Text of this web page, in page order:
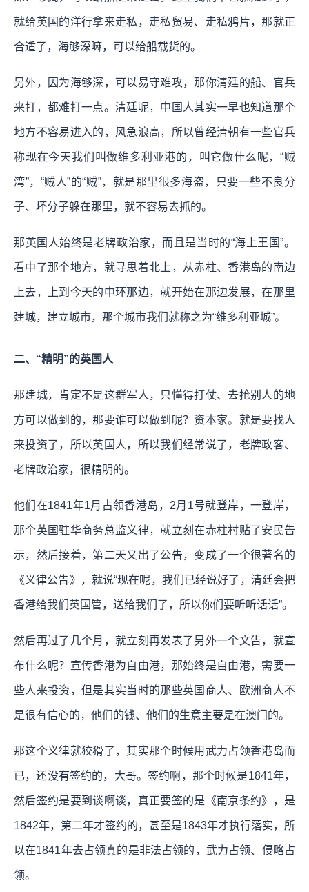
就给英国的洋行拿来走私，走私贸易、走私鸦片，那就正
合适了，海够深嘛，可以给船载货的。
另外，因为海够深，可以易守难攻，那你清廷的船、官兵
来打，都难打一点。清廷呢，中国人其实一早也知道那个
地方不容易进入的，风急浪高，所以曾经清朝有一些官兵
称现在今天我们叫做维多利亚港的，叫它做什么呢，“贼
湾”，“贼人”的“贼”，就是那里很多海盗，只要一些不良分
子、坏分子躲在那里，就不容易去抓的。
那英国人始终是老牌政治家，而且是当时的“海上王国”。
看中了那个地方，就寻思着北上，从赤柱、香港岛的南边
上去，上到今天的中环那边，就开始在那边发展，在那里
建城，建立城市，那个城市我们就称之为“维多利亚城”。
二、“精明”的英国人
那建城，肯定不是这群军人，只懂得打仗、去抢别人的地
方可以做到的，那要谁可以做到呢？资本家。就是要找人
来投资了，所以英国人，所以我们经常说了，老牌政客、
老牌政治家，很精明的。
他们在1841年1月占领香港岛，2月1号就登岸，一登岸，
那个英国驻华商务总监义律，就立刻在赤柱村贴了安民告
示，然后接着，第二天又出了公告，变成了一个很著名的
《义律公告》，就说“现在呢，我们已经说好了，清廷会把
香港给我们英国管，送给我们了，所以你们要听听话话”。
然后再过了几个月，就立刻再发表了另外一个文告，就宣
布什么呢？宣传香港为自由港，那始终是自由港，需要一
些人来投资，但是其实当时的那些英国商人、欧洲商人不
是很有信心的，他们的钱、他们的生意主要是在澳门的。
那这个义律就狡猾了，其实那个时候用武力占领香港岛而
已，还没有签约的，大哥。签约啊，那个时候是1841年，
然后签约是要到谈啊谈，真正要签的是《南京条约》，是
1842年，第二年才签约的，甚至是1843年才执行落实，所
以在1841年去占领真的是非法占领的，武力占领、侵略占
领。